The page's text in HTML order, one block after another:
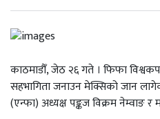
काठमाडौँ, जेठ २६ गते । फिफा
सहभागिता जनाउन मेक्सिको जान
(एन्फा) अध्यक्ष पङ्कज विक्रम नेम्वाङ र